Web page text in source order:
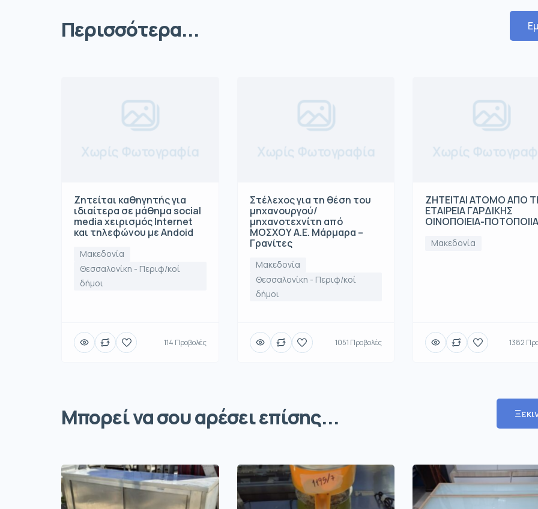
Περισσότερα...
Χωρίς Φωτογραφία
Ζητείται καθηγητής για
ιδιαίτερα σε μάθημα social
media χειρισμός Internet
και τηλεφώνου με Andoid
Μακεδονία
Θεσσαλονίκη - Περιφ/κοί
δήμοι
114 Προβολές
Χωρίς Φωτογραφία
Στέλεχος για τη θέση του
μηχανουργού/
μηχανοτεχνίτη από
ΜΟΣΧΟΥ Α.Ε. Μάρμαρα –
Γρανίτες
Μακεδονία
Θεσσαλονίκη - Περιφ/κοί
δήμοι
1051 Προβολές
Χωρίς
ΖΗΤΕΙΤΑΙ ΑΤΟΜΟ ΑΠΟ
ΕΤΑΙΡΕΙΑ ΓΑΡΔΙΚΗΣ
ΟΙΝΟΠΟΙΕΙΑ-ΠΟΤΟΠΟΙΙΑ
Μακεδονία
1382
Μπορεί να σου αρέσει επίσης...